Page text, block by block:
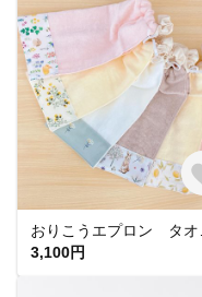
3,100円